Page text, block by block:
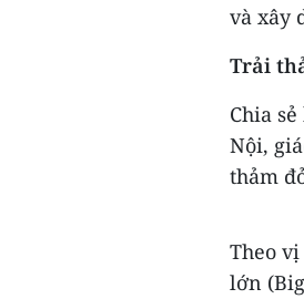
và xây
Trải
Chia
Nội,
thảm
Theo
lớn